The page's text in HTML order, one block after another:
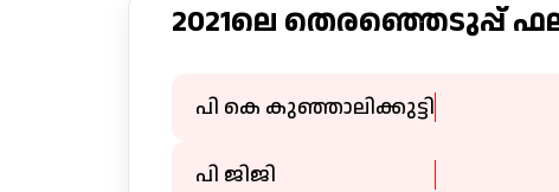
2021ലെ തെരഞ്ഞെടുപ്പ്
പി കെ കുഞ്ഞാലിക്കുട്ടി
പി ജിജി